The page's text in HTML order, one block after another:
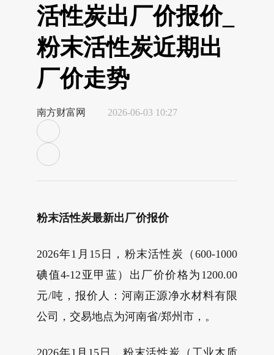
活性炭出厂价报价_
粉末活性炭近期出
厂价走势
南方财富网 2026-06-03 10:27
粉末活性炭最新出厂价报价
2026年1月15日，粉末活性炭（600-1000
碘值4-12亚甲蓝）出厂价价格为1200.00
元/吨，报价人：河南正源净水材料有限
公司，交易地点为河南省/郑州市，。
2026年1月15日，粉末活性炭（工业木质